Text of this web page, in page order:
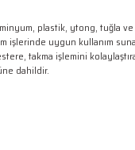
plastik, ytong,
uygun kullanım
takma işlemini
dahildir.